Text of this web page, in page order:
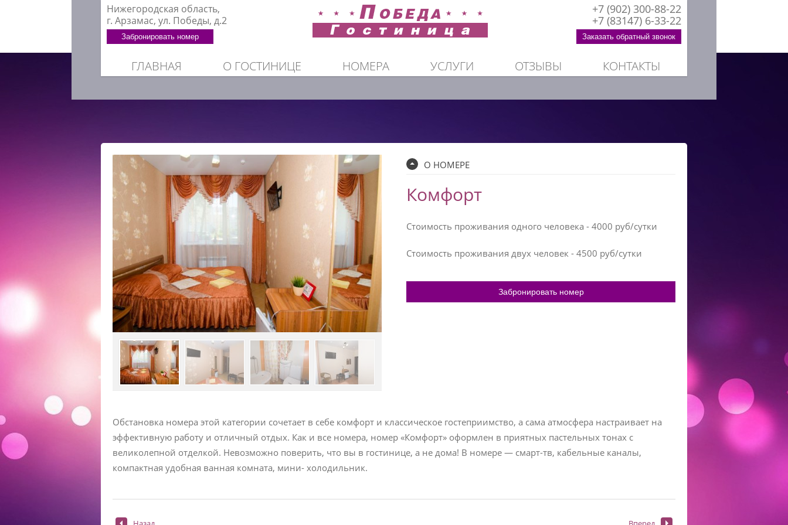
Нижегородская область,
г. Арзамас, ул. Победы, д.2
Забронировать номер
+7 (902) 300-88-22
+7 (83147) 6-33-22
Заказать обратный звонок
ГЛАВНАЯ О ГОСТИНИЦЕ НОМЕРА УСЛУГИ ОТЗЫВЫ КОНТАКТЫ
О НОМЕРЕ
Комфорт
Стоимость проживания одного человека - 4000 руб/сутки
Стоимость проживания двух человек - 4500 руб/сутки
Забронировать номер
Обстановка номера этой категории сочетает в себе комфорт и классическое гостеприимство, а сама атмосфера настраивает на
эффективную работу и отличный отдых. Как и все номера, номер «Комфорт» оформлен в приятных пастельных тонах с
великолепной отделкой. Невозможно поверить, что вы в гостинице, а не дома! В номере — смарт-тв, кабельные каналы,
компактная удобная ванная комната, мини- холодильник.